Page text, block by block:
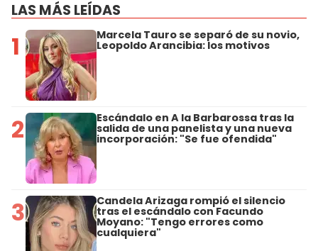
LAS MÁS LEÍDAS
1 Marcela Tauro se separó de su novio,
Leopoldo Arancibia: los motivos
2 Escándalo en A la Barbarossa tras la
salida de una panelista y una nueva
incorporación: "Se fue ofendida"
3 Candela Arizaga rompió el silencio
tras el escándalo con Facundo
Moyano: "Tengo errores como
cualquiera"